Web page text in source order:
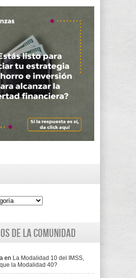
de la comunidad
en La Modalidad 10 del IMSS,
la Modalidad 40?